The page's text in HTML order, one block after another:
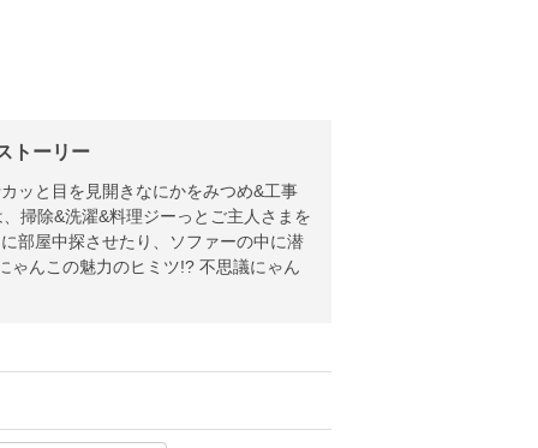
トーリー
ッと目を見開きなにかをみつめ&工事
掃除&洗濯&料理ジーっとご主人さまを
部屋中探させたり、ソファーの中に潜
ゃんこの魅力のヒミツ!? 不思議にゃん